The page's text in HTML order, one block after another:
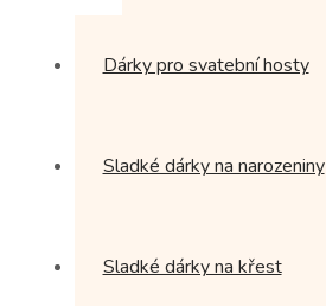
Dárky pro svatební hosty
Sladké dárky na narozeniny
Sladké dárky na křest